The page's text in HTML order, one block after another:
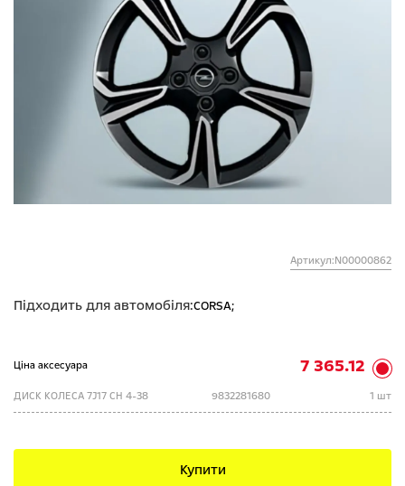
Артикул:N00000862
Підходить для автомобіля:CORSA;
Ціна аксесуара 7 365.12
ДИСК КОЛЕСА 7J17 CH 4-38 9832281680 1 шт
Купити